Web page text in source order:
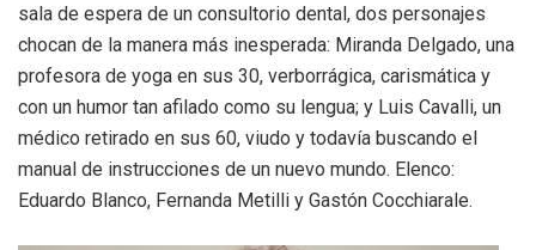
sala de espera de un consultorio dental, dos personajes
chocan de la manera más inesperada: Miranda Delgado, una
profesora de yoga en sus 30, verborrágica, carismática y
con un humor tan afilado como su lengua; y Luis Cavalli, un
médico retirado en sus 60, viudo y todavía buscando el
manual de instrucciones de un nuevo mundo. Elenco:
Eduardo Blanco, Fernanda Metilli y Gastón Cocchiarale.